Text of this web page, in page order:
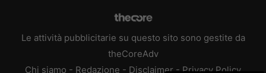
Le attività pubblicitarie su questo sito sono gestite da
theCoreAdv
Chi siamo - Redazione - Disclaimer - Privacy Policy